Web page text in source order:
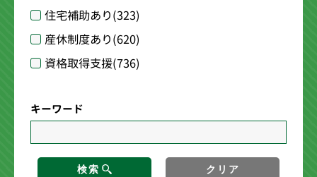
住宅補助あり(323)
産休制度あり(620)
資格取得支援(736)
キーワード
検索 クリア